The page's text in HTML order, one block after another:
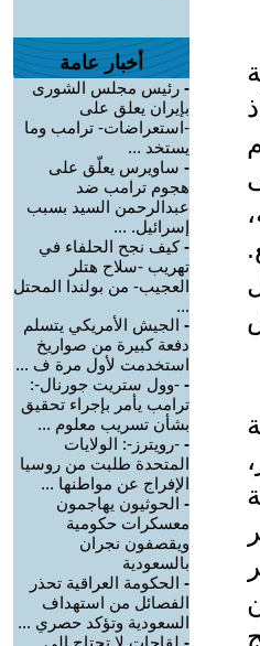
أخبار عامة
- رئيس مجلس الشورى
بإيران يعلق على
-استعراضات- ترامب وما
يستخد ...
- ساويرس يعلّق على
هجوم ترامب ضد
عبدالرحمن السيد بسبب
إسرائيل. ...
-كيف نجح الحلفاء في
تهريب -سلاح هتلر
العجيب- من بولندا المحتل
...
- الجيش الأمريكي يتسلم
دفعة كبيرة من صواريخ
استخدمت لأول مرة ف ...
- -وول ستريت جورنال-:
ترامب يأمر بإجراء تحقيق
بشأن تسريب معلوم ...
- -رويترز-: الولايات
المتحدة طلبت من روسيا
الإفراج عن مواطنها ...
- الحوثيون يهاجمون
معسكرات حكومية
ويقصفون نجران
بالسعودية
- الحكومة العراقية تحذر
الفصائل من استهداف
السعودية وتؤكد حصري ...
- لقاحات لا تحتاج إلى